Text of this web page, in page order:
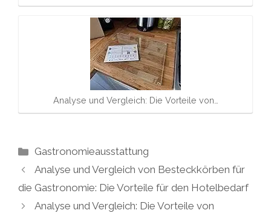
Analyse und Vergleich: Die Vorteile von…
Kategorien
Gastronomieausstattung
Analyse und Vergleich von Besteckkörben für
die Gastronomie: Die Vorteile für den Hotelbedarf
Analyse und Vergleich: Die Vorteile von